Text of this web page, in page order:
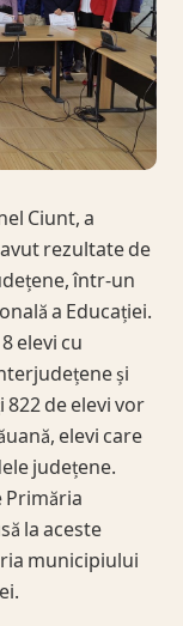
Ciunt, a
rezultate de
într-un
a Educației.
elevi cu
și
de elevi vor
elevi care
județene.
Primăria
la aceste
municipiului